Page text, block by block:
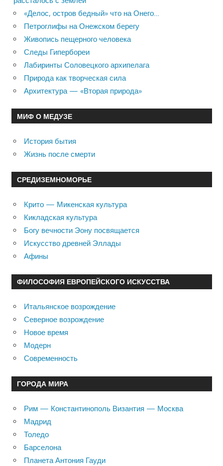
«Делос, остров бедный» что на Онего…
Петроглифы на Онежском берегу
Живопись пещерного человека
Следы Гипербореи
Лабиринты Соловецкого архипелага
Природа как творческая сила
Архитектура — «Вторая природа»
МИФ О МЕДУЗЕ
История бытия
Жизнь после смерти
СРЕДИЗЕМНОМОРЬЕ
Крито — Микенская культура
Кикладская культура
Богу вечности Эону посвящается
Искусство древней Эллады
Афины
ФИЛОСОФИЯ ЕВРОПЕЙСКОГО ИСКУССТВА
Итальянское возрождение
Северное возрождение
Новое время
Модерн
Современность
ГОРОДА МИРА
Рим — Константинополь Византия — Москва
Мадрид
Толедо
Барселона
Планета Антония Гауди